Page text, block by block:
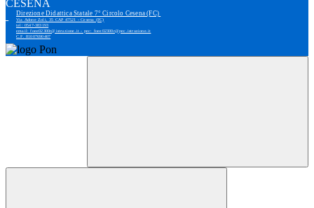
Direzione Didattica Statale 7° Circolo Cesena (FC)
Via Adone Zoli, 35 CAP 47521 - Cesena (FC)
tel: 0547-383193
email: foee02300r@istruzione.it - pec: foee02300r@pec.istruzione.it
C.F. 81007690407